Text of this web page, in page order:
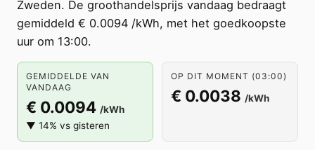
Zweden. De groothandelsprijs vandaag bedraagt
gemiddeld € 0.0094 /kWh, met het goedkoopste
uur om 13:00.
GEMIDDELDE VAN
VANDAAG
€ 0.0094 /kWh
▼ 14% vs gisteren
OP DIT MOMENT (03:00)
€ 0.0038 /kWh